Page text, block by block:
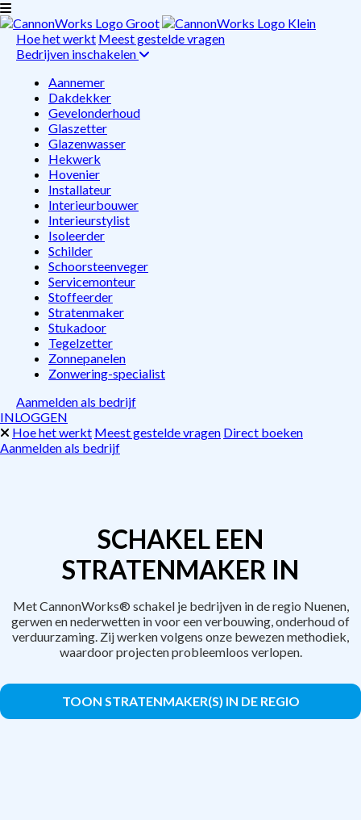
Hoe het werkt Meest gestelde vragen
Bedrijven inschakelen
Aannemer
Dakdekker
Gevelonderhoud
Glaszetter
Glazenwasser
Hekwerk
Hovenier
Installateur
Interieurbouwer
Interieurstylist
Isoleerder
Schilder
Schoorsteenveger
Servicemonteur
Stoffeerder
Stratenmaker
Stukadoor
Tegelzetter
Zonnepanelen
Zonwering-specialist
Aanmelden als bedrijf
INLOGGEN
Hoe het werkt Meest gestelde vragen Direct boeken
Aanmelden als bedrijf
SCHAKEL EEN
STRATENMAKER IN
Met CannonWorks® schakel je bedrijven in de regio Nuenen,
gerwen en nederwetten in voor een verbouwing, onderhoud of
verduurzaming. Zij werken volgens onze bewezen methodiek,
waardoor projecten probleemloos verlopen.
TOON STRATENMAKER(S) IN DE REGIO